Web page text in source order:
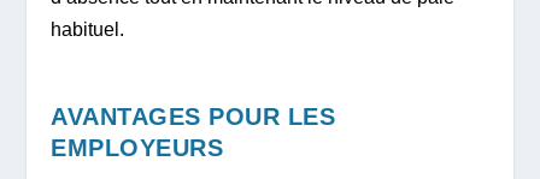
habituel.
AVANTAGES POUR LES
EMPLOYEURS